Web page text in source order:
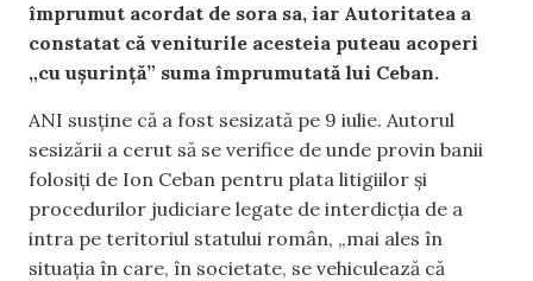
împrumut acordat de sora sa, iar Autoritatea a
constatat că veniturile acesteia puteau acoperi
„cu ușurință” suma împrumutată lui Ceban.
ANI susține că a fost sesizată pe 9 iulie. Autorul
sesizării a cerut să se verifice de unde provin banii
folosiți de Ion Ceban pentru plata litigiilor și
procedurilor judiciare legate de interdicția de a
intra pe teritoriul statului român, „mai ales în
situația în care, în societate, se vehiculează că